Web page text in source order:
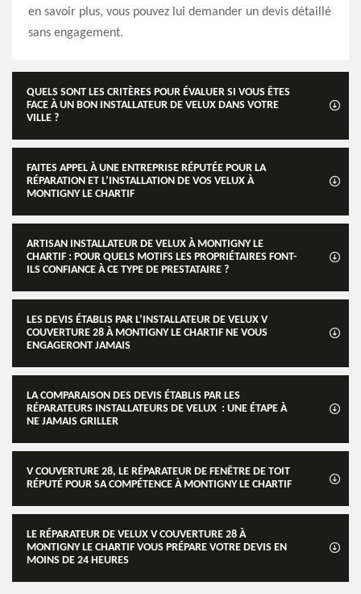
en savoir plus, vous pouvez lui demander un devis détaillé
sans engagement.
QUELS SONT LES CRITÈRES POUR ÉVALUER SI VOUS ÊTES
FACE À UN BON INSTALLATEUR DE VELUX DANS VOTRE
VILLE ?
FAITES APPEL À UNE ENTREPRISE RÉPUTÉE POUR LA
RÉPARATION ET L’INSTALLATION DE VOS VELUX À
MONTIGNY LE CHARTIF
ARTISAN INSTALLATEUR DE VELUX À MONTIGNY LE
CHARTIF : POUR QUELS MOTIFS LES PROPRIÉTAIRES FONT-
ILS CONFIANCE À CE TYPE DE PRESTATAIRE ?
LES DEVIS ÉTABLIS PAR L’INSTALLATEUR DE VELUX V
COUVERTURE 28 À MONTIGNY LE CHARTIF NE VOUS
ENGAGERONT JAMAIS
LA COMPARAISON DES DEVIS ÉTABLIS PAR LES
RÉPARATEURS INSTALLATEURS DE VELUX : UNE ÉTAPE À
NE JAMAIS GRILLER
V COUVERTURE 28, LE RÉPARATEUR DE FENÊTRE DE TOIT
RÉPUTÉ POUR SA COMPÉTENCE À MONTIGNY LE CHARTIF
LE RÉPARATEUR DE VELUX V COUVERTURE 28 À
MONTIGNY LE CHARTIF VOUS PRÉPARE VOTRE DEVIS EN
MOINS DE 24 HEURES